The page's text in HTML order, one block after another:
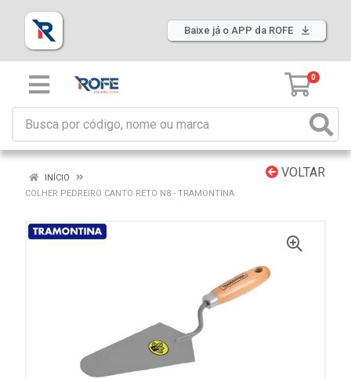
Baixe já o APP da ROFE
0
VOLTAR
INÍCIO
COLHER PEDREIRO CANTO RETO N8 - TRAMONTINA